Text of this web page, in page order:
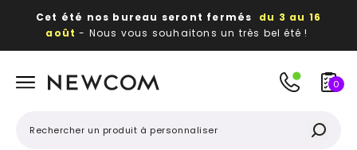
Cet été nos bureau seront fermés du 3 au 16
août - Nous vous souhaitons un très bel été !
publicitaires
0